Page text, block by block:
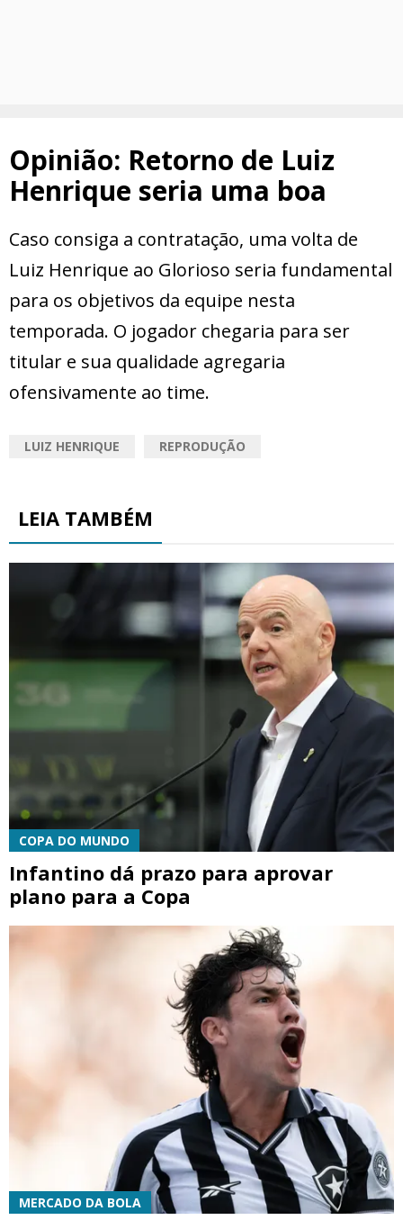
Opinião: Retorno de Luiz
Henrique seria uma boa
Caso consiga a contratação, uma volta de
Luiz Henrique ao Glorioso seria fundamental
para os objetivos da equipe nesta
temporada. O jogador chegaria para ser
titular e sua qualidade agregaria
ofensivamente ao time.
LUIZ HENRIQUE REPRODUÇÃO
LEIA TAMBÉM
COPA DO MUNDO
Infantino dá prazo para aprovar
plano para a Copa
MERCADO DA BOLA